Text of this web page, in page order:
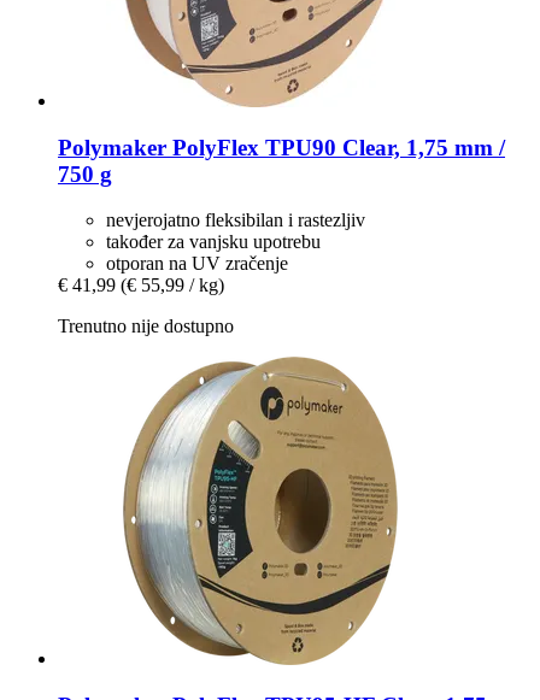
Polymaker PolyFlex TPU90 Clear, 1,75 mm /
750 g
nevjerojatno fleksibilan i rastezljiv
također za vanjsku upotrebu
otporan na UV zračenje
€ 41,99 (€ 55,99 / kg)
Trenutno nije dostupno